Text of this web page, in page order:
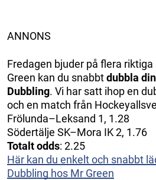
ANNONS
Fredagen bjuder på flera
Green kan du snabbtdubbla
Dubbling. Vi har satt ihop en
och en match från
Frölunda–Leksand 1, 1.28
Södertälje SK–Mora IK 2, 1.76
Totalt odds: 2.25
Här kan du enkelt och snabbt
Dubbling hos Mr Green